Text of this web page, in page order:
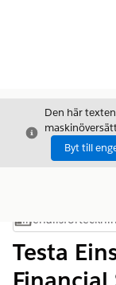
Stäng
Den här
Byt till
Visa
Testa